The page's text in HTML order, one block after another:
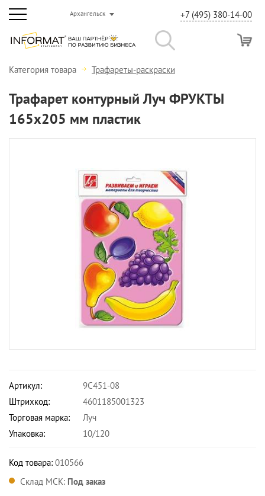
Архангельск +7 (495) 380-14-00
Категория товара Трафареты-раскраски
Трафарет контурный Луч ФРУКТЫ
165х205 мм пластик
Артикул:
9С451-08
Штрихкод:
4601185001323
Торговая марка:
Луч
Упаковка:
10/120
Код товара: 010566
Склад МСК: Под заказ